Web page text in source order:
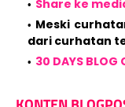
Share ke
Meski
dari curhatan
30 DAYS BLOG